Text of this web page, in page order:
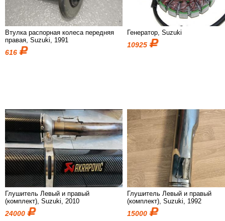
Втулка распорная колеса передняя
правая, Suzuki, 1991
616
Генератор, Suzuki
10925
Глушитель Левый и правый
(комплект), Suzuki, 2010
24000
Глушитель Левый и правый
(комплект), Suzuki, 1992
15000